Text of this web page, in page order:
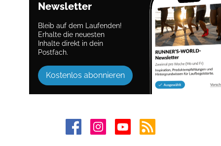
Newsletter
Bleib auf dem Laufenden!
Erhalte die neuesten
Inhalte direkt in dein
Postfach.
Kostenlos abonnieren